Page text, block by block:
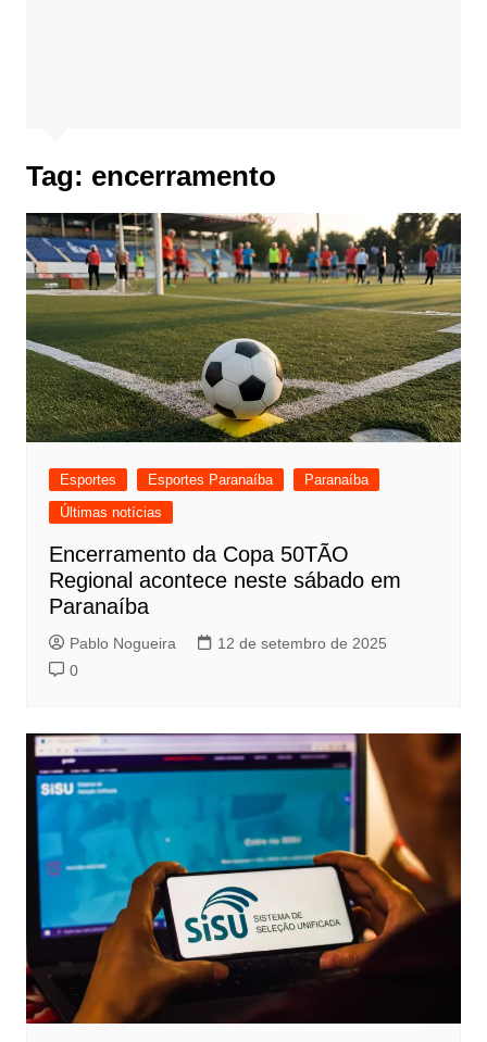
Tag: encerramento
Esportes Esportes Paranaíba
Paranaíba
Últimas notícias
Encerramento da Copa 50TÃO
Regional acontece neste sábado em
Paranaíba
Pablo Nogueira
12 de setembro de 2025
0